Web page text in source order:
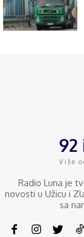
92
Više
Radio Luna je
novosti u Užicu i
sa